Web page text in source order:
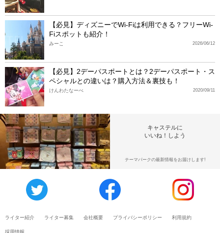
【必見】ディズニーでWi-Fiは利用できる？フリーWi-
Fiスポットも紹介！
2026/06/12
みーこ
【必見】2デーパスポートとは？2デーパスポート・ス
ペシャルとの違いは？購入方法＆裏技も！
2020/09/11
けんわたなーべ
キャステルに
いいね！しよう
テーマパークの最新情報をお届けします!
ライター紹介 ライター募集 会社概要 プライバシーポリシー 利用規約
採用情報